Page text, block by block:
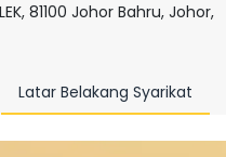
81100 Johor Bahru, Johor,
Latar Belakang Syarikat